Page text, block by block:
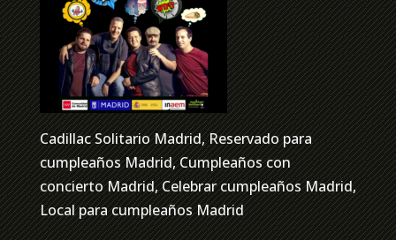
Cadillac Solitario Madrid, Reservado para
cumpleaños Madrid, Cumpleaños con
concierto Madrid, Celebrar cumpleaños Madrid,
Local para cumpleaños Madrid